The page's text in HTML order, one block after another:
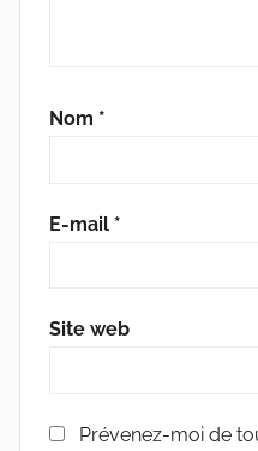
Nom *
E-mail *
Site web
Prévenez-moi de